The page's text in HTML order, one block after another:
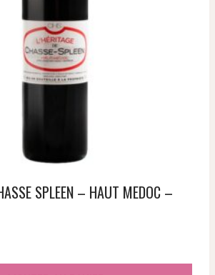
SPLEEN – HAUT MEDOC –